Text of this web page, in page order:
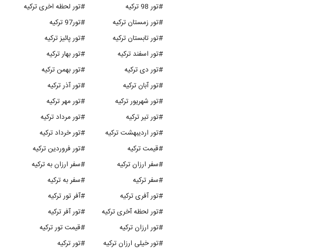
#تور لحظه اخری ترکیه
#تور 98 ترکیه
#تور97 ترکیه
#تور زمستان ترکیه
#تور پائیز ترکیه
#تور تابستان ترکیه
#تور بهار ترکیه
#تور اسفند ترکیه
#تور بهمن ترکیه
#تور دی ترکیه
#تور آذر ترکیه
#تور آبان ترکیه
#تور مهر ترکیه
#تور شهریور ترکیه
#تور مرداد ترکیه
#تور تیر ترکیه
#تور خرداد ترکیه
#تور اردیبهشت ترکیه
#تور فروردین ترکیه
#قیمت ترکیه
#سفر ارزان به ترکیه
#سفر ارزان ترکیه
#سفر به ترکیه
#سفر ترکیه
#آفر تور ترکیه
#تور آفری ترکیه
#تور آفر ترکیه
#تور لحظه آخری ترکیه
#قیمت تور ترکیه
#تور ارزان ترکیه
#تور ترکیه
#تور خیلی ارزان ترکیه